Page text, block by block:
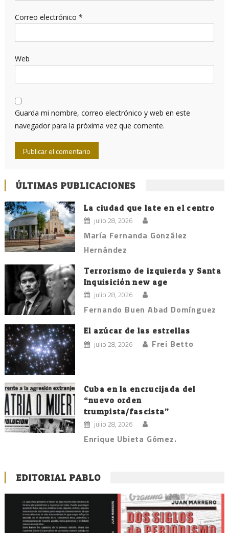
Correo electrónico *
Web
Guarda mi nombre, correo electrónico y web en este
navegador para la próxima vez que comente.
ÚLTIMAS PUBLICACIONES
La ciudad que late en el centro
julio 28, 2026
María Fernanda González
Hernández
Terrorismo de izquierda y Santa
Inquisición new age
julio 28, 2026
Fernando Buen Abad Domínguez
El azúcar de las estrellas
julio 28, 2026 Frei Betto
Cuba en la encrucijada del
“nuevo orden
trumpista/fascista”
julio 28, 2026
Enrique Ubieta Gómez.
EDITORIAL PABLO